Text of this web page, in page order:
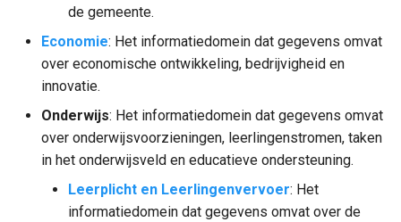
de gemeente.
Economie: Het informatiedomein dat gegevens omvat
over economische ontwikkeling, bedrijvigheid en
innovatie.
Onderwijs: Het informatiedomein dat gegevens omvat
over onderwijsvoorzieningen, leerlingenstromen, taken
in het onderwijsveld en educatieve ondersteuning.
Leerplicht en Leerlingenvervoer: Het
informatiedomein dat gegevens omvat over de